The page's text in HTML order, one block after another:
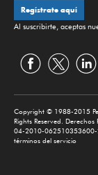
Regístrate aquí
Al suscribirte, aceptas
Copyright © 1988-2015
Rights Reserved.
04-2010-062510353600-
términos del servicio